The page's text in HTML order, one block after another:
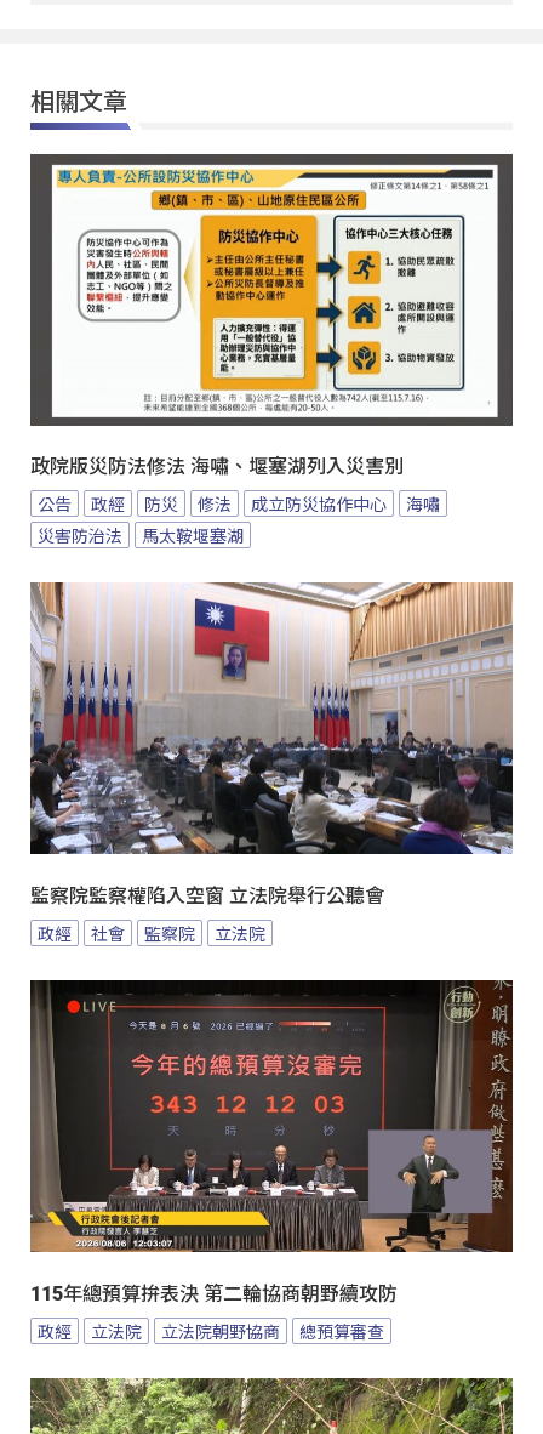
相關文章
政院版災防法修法 海嘯、堰塞湖列入災害別
公告 政經 防災 修法 成立防災協作中心
海嘯
災害防治法
馬太鞍堰塞湖
監察院監察權陷入空窗 立法院舉行公聽會
政經 社會 監察院 立法院
115年總預算拚表決 第二輪協商朝野續攻防
政經 立法院 立法院朝野協商 總預算審查